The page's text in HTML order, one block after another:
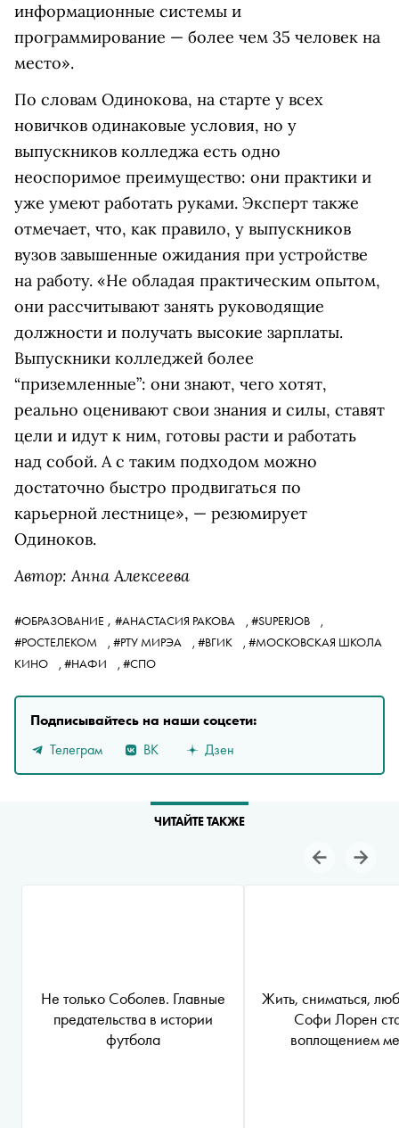
информационные системы и
программирование — более чем 35 человек на
место».
По словам Одинокова, на старте у всех
новичков одинаковые условия, но у
выпускников колледжа есть одно
неоспоримое преимущество: они практики и
уже умеют работать руками. Эксперт также
отмечает, что, как правило, у выпускников
вузов завышенные ожидания при устройстве
на работу. «Не обладая практическим опытом,
они рассчитывают занять руководящие
должности и получать высокие зарплаты.
Выпускники колледжей более
“приземленные”: они знают, чего хотят,
реально оценивают свои знания и силы, ставят
цели и идут к ним, готовы расти и работать
над собой. А с таким подходом можно
достаточно быстро продвигаться по
карьерной лестнице», — резюмирует
Одиноков.
Автор: Анна Алексеева
#ОБРАЗОВАНИЕ , #АНАСТАСИЯ РАКОВА , #SUPERJOB
,
#РОСТЕЛЕКОМ
, #РТУ МИРЭА , #ВГИК , #МОСКОВСКАЯ ШКОЛА
КИНО
, #НАФИ , #СПО
Подписывайтесь на наши соцсети:
Телеграм
ВК Дзен
ЧИТАЙТЕ ТАКЖЕ
Не только Соболев. Главные
предательства в истории
футбола
Жить, сниматься,
Софи Лорен
воплощением